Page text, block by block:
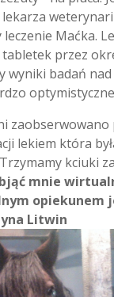
Maćka.
przez
wyniki badań
zaobserwowano
lekiem która
kciuki
mnie
opiekunem
Litwin